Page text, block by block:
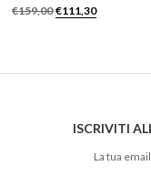
€84,00.
€159,00Il prezzo
€111,30Il prezzo
ISCRIVITI